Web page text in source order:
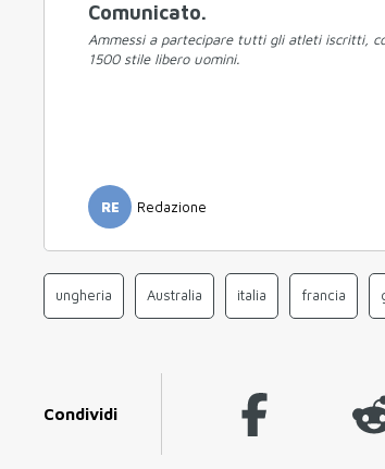
Comunicato.
Ammessi a partecipare tutti gli atleti iscritti,
1500 stile libero uomini.
RE Redazione
ungheria Australia italia francia
Condividi